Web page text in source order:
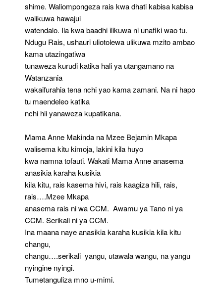
shime. Waliompongeza rais kwa dhati kabisa kabisa
walikuwa hawajui
watendalo. Ila kwa baadhi ilikuwa ni unafiki wao tu.
Ndugu Rais, ushauri uliotolewa ulikuwa mzito ambao
kama utazingatiwa
tunaweza kurudi katika hali ya utangamano na
Watanzania
wakaifurahia tena nchi yao kama zamani. Na ni hapo
tu maendeleo katika
nchi hii yanaweza kupatikana.
Mama Anne Makinda na Mzee Bejamin Mkapa
walisema kitu kimoja, lakini kila huyo
kwa namna tofauti. Wakati Mama Anne anasema
anasikia karaha kusikia
kila kitu, rais kasema hivi, rais kaagiza hili, rais,
rais….Mzee Mkapa
anasema rais ni wa CCM. Awamu ya Tano ni ya
CCM. Serikali ni ya CCM.
Ina maana naye anasikia karaha kusikia kila kitu
changu,
changu….serikali yangu, utawala wangu, na yangu
nyingine nyingi.
Tumetanguliza mno u-mimi.